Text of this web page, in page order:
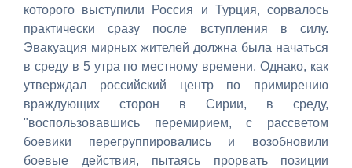
которого выступили Россия и Турция, сорвалось
практически сразу после вступления в силу.
Эвакуация мирных жителей должна была начаться
в среду в 5 утра по местному времени. Однако, как
утверждал российский центр по примирению
враждующих сторон в Сирии, в среду,
"воспользовавшись перемирием, с рассветом
боевики перегруппировались и возобновили
боевые действия, пытаясь прорвать позиции